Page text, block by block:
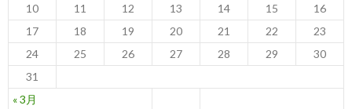
« 3月
10
11 12 13 14 15
16
17
18 19 20 21 22
23
24
25 26 27 28 29
30
31